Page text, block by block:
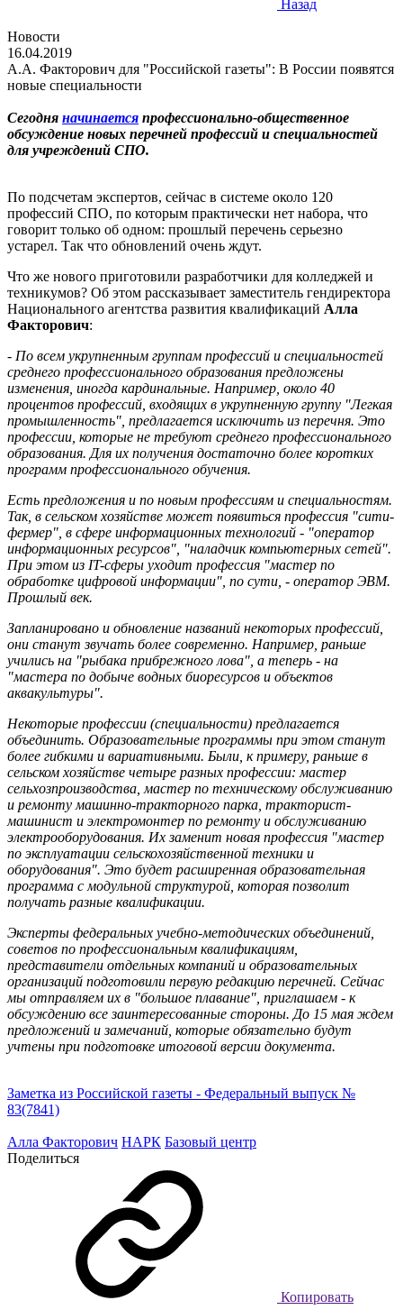
Назад
Новости
16.04.2019
А.А. Факторович для "Российской газеты": В России появятся
новые специальности
Сегодня начинается профессионально-общественное
обсуждение новых перечней профессий и специальностей
для учреждений СПО.
По подсчетам экспертов, сейчас в системе около 120
профессий СПО, по которым практически нет набора, что
говорит только об одном: прошлый перечень серьезно
устарел. Так что обновлений очень ждут.
Что же нового приготовили разработчики для колледжей и
техникумов? Об этом рассказывает заместитель гендиректора
Национального агентства развития квалификаций Алла
Факторович:
- По всем укрупненным группам профессий и специальностей
среднего профессионального образования предложены
изменения, иногда кардинальные. Например, около 40
процентов профессий, входящих в укрупненную группу "Легкая
промышленность", предлагается исключить из перечня. Это
профессии, которые не требуют среднего профессионального
образования. Для их получения достаточно более коротких
программ профессионального обучения.
Есть предложения и по новым профессиям и специальностям.
Так, в сельском хозяйстве может появиться профессия "сити-
фермер", в сфере информационных технологий - "оператор
информационных ресурсов", "наладчик компьютерных сетей".
При этом из IT-сферы уходит профессия "мастер по
обработке цифровой информации", по сути, - оператор ЭВМ.
Прошлый век.
Запланировано и обновление названий некоторых профессий,
они станут звучать более современно. Например, раньше
учились на "рыбака прибрежного лова", а теперь - на
"мастера по добыче водных биоресурсов и объектов
аквакультуры".
Некоторые профессии (специальности) предлагается
объединить. Образовательные программы при этом станут
более гибкими и вариативными. Были, к примеру, раньше в
сельском хозяйстве четыре разных профессии: мастер
сельхозпроизводства, мастер по техническому обслуживанию
и ремонту машинно-тракторного парка, тракторист-
машинист и электромонтер по ремонту и обслуживанию
электрооборудования. Их заменит новая профессия "мастер
по эксплуатации сельскохозяйственной техники и
оборудования". Это будет расширенная образовательная
программа с модульной структурой, которая позволит
получать разные квалификации.
Эксперты федеральных учебно-методических объединений,
советов по профессиональным квалификациям,
представители отдельных компаний и образовательных
организаций подготовили первую редакцию перечней. Сейчас
мы отправляем их в "большое плавание", приглашаем - к
обсуждению все заинтересованные стороны. До 15 мая ждем
предложений и замечаний, которые обязательно будут
учтены при подготовке итоговой версии документа.
Заметка из Российской газеты - Федеральный выпуск №
83(7841)
Алла Факторович НАРК Базовый центр
Поделиться
Копировать